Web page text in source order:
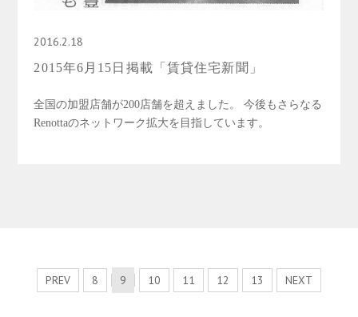
2016.2.18
2015年6月15日掲載「賃貸住宅新聞」
全国の加盟店舗が200店舗を超えました。 今後もさらなる
Renottaのネットワーク拡大を目指しています。
PREV 8 9 10 11 12 13 NEXT